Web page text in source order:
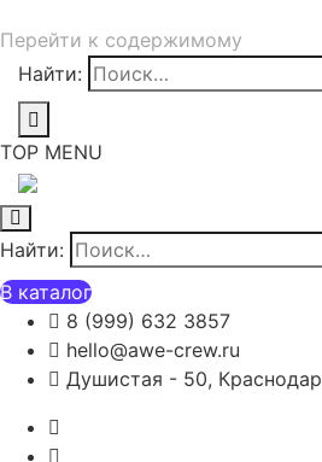
Перейти к содержимому
Найти:
TOP MENU
Найти:
В каталог
8 (999) 632 3857
hello@awe-crew.ru
Душистая - 50, Краснодар